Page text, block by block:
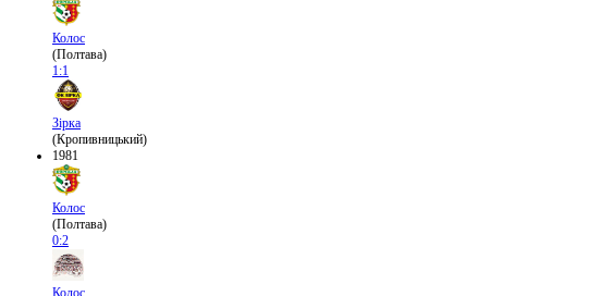
Колос
(Полтава)
1:1
Зірка
(Кропивницький)
1981
Колос
(Полтава)
0:2
Колос